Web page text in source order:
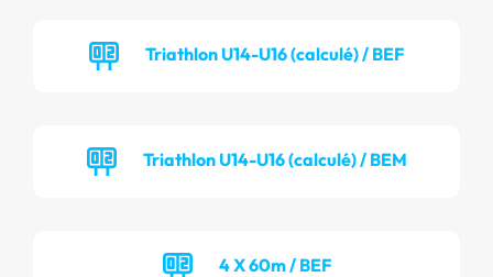
Triathlon U14-U16 (calculé) / BEF
Triathlon U14-U16 (calculé) / BEM
4 X 60m / BEF